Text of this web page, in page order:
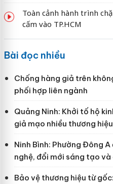
Toàn cảnh hành trình
cấm vào TP.HCM
Bài đọc nhiều
Chống hàng giả trên
phối hợp liên ngành
Quảng Ninh: Khởi tố hộ
giả mạo nhiều thương
Ninh Bình: Phường Đông
nghệ, đổi mới sáng tạo và
Bảo vệ thương hiệu từ